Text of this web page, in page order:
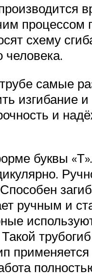
схему
человека.
самые
изгибание
и
буквы
ручным и